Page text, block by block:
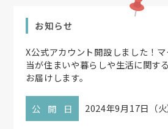
お知らせ
X公式アカウント開設しました！
当が住まいや暮らしや生活に関す
お届けします。
公開日 2024年9月17日（火